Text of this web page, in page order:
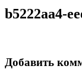
b5222aa4-
Добавить